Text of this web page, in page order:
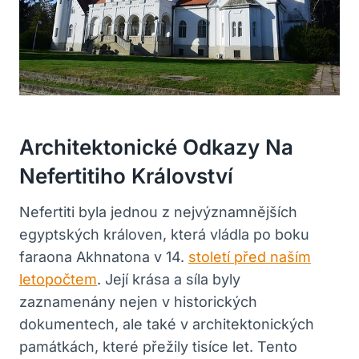
Architektonické Odkazy Na
Nefertitiho Království
Nefertiti byla jednou z nejvýznamnějších
egyptských královen, která vládla po boku
faraona Akhnatona v 14. století před naším
letopočtem. Její krása a síla byly
zaznamenány nejen v historických
dokumentech, ale také v architektonických
památkách, které přežily tisíce let. Tento